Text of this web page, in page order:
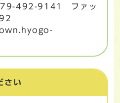
492-9141 ファッ
さい